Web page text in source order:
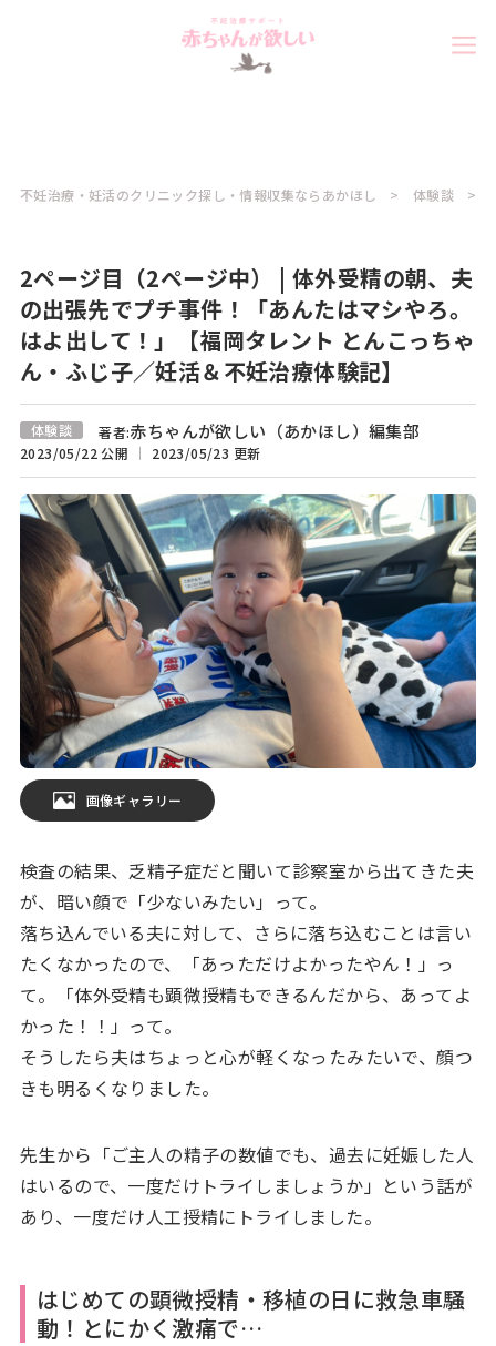
不妊治療・妊活のクリニック探し・情報収集ならあかほし 体験談
2ページ目（2ページ中） | 体外受精の朝、夫
の出張先でプチ事件！「あんたはマシやろ。
はよ出して！」【福岡タレント とんこっちゃ
ん・ふじ子／妊活＆不妊治療体験記】
体験談 著者:赤ちゃんが欲しい（あかほし）編集部
2023/05/22 公開 2023/05/23 更新
画像ギャラリー
検査の結果、乏精子症だと聞いて診察室から出てきた夫
が、暗い顔で「少ないみたい」って。
落ち込んでいる夫に対して、さらに落ち込むことは言い
たくなかったので、「あっただけよかったやん！」っ
て。「体外受精も顕微授精もできるんだから、あってよ
かった！！」って。
そうしたら夫はちょっと心が軽くなったみたいで、顔つ
きも明るくなりました。
先生から「ご主人の精子の数値でも、過去に妊娠した人
はいるので、一度だけトライしましょうか」という話が
あり、一度だけ人工授精にトライしました。
はじめての顕微授精・移植の日に救急車騒
動！とにかく激痛で…